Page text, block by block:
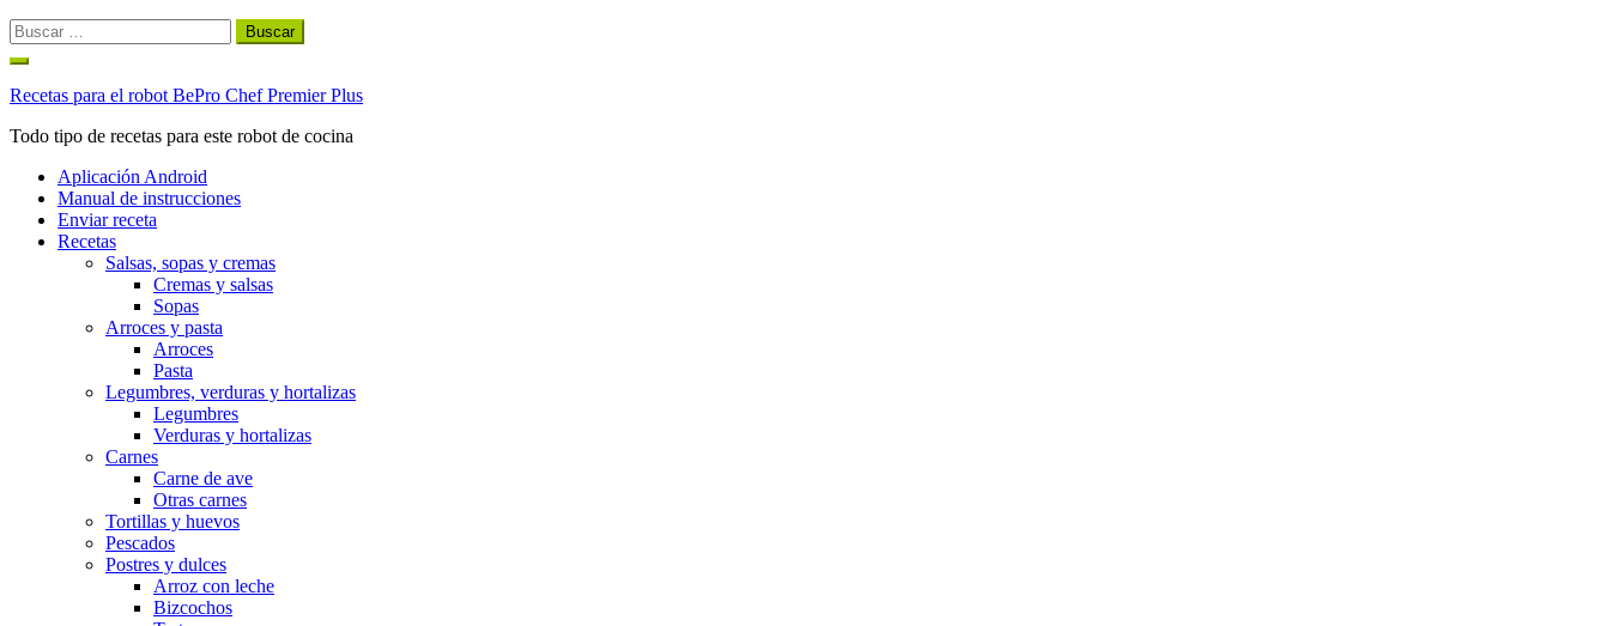
Buscar:
Ir
contenido
Recetas para el robot BePro Chef Premier Plus
Todo tipo de recetas para este robot de cocina
Aplicación Android
Manual de instrucciones
Enviar receta
Recetas
Salsas, sopas y cremas
Cremas y salsas
Sopas
Arroces y pasta
Arroces
Pasta
Legumbres, verduras y hortalizas
Legumbres
Verduras y hortalizas
Carnes
Carne de ave
Otras carnes
Tortillas y huevos
Pescados
Postres y dulces
Arroz con leche
Bizcochos